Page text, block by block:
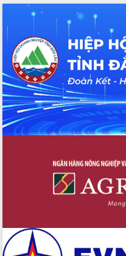
cấp xã
Đắk Lắk phát động hưởng ứng Ngày
Quyền của người tiêu dùng Việt Nam
2026
Đẩy mạnh cải cách hành chính, quyết
tâm đạt được mục tiêu tăng trưởng
hai con số trong năm 2026
Tổ chức trang trọng Lễ hội Đền thờ
Lương Văn Chánh năm 2026
Phó Bí thư Tỉnh ủy Đắk Lắk Đỗ Hữu
Bệnh án điện tử thúc đẩy chuyển đổi
số y tế tại Đắk Lắk
Chuyển đổi số thư viện: Mở rộng
không gian tri thức trong thời đại số
chức diễn tập trước ngày bầu cử
Chương trình “Gặp gỡ hữu nghị –